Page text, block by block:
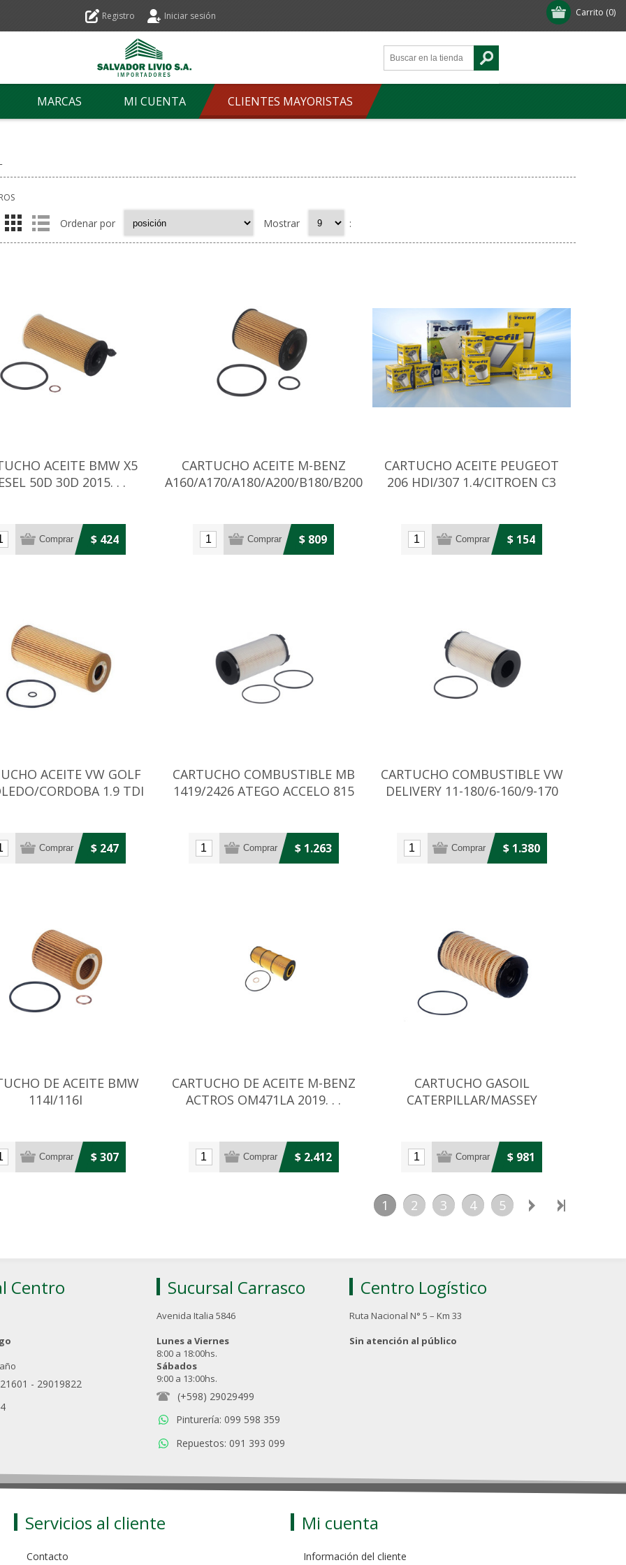
Carrito (0)
Registro Iniciar sesión
MARCAS MI CUENTA CLIENTES MAYORISTAS
Ordenar por Mostrar :
ACEITE BMW X5
50D 30D 2015. . .
$ 424
CARTUCHO ACEITE M-BENZ
A160/A170/A180/A200/B180/B200
$ 809
CARTUCHO ACEITE PEUGEOT
206 HDI/307 1.4/CITROEN C3
$ 154
ACEITE VW GOLF
CORDOBA 1.9 TDI
$ 247
CARTUCHO COMBUSTIBLE MB
1419/2426 ATEGO ACCELO 815
$ 1.263
CARTUCHO COMBUSTIBLE VW
DELIVERY 11-180/6-160/9-170
$ 1.380
DE ACEITE BMW
114I/116I
$ 307
CARTUCHO DE ACEITE M-BENZ
ACTROS OM471LA 2019. . .
$ 2.412
CARTUCHO GASOIL
CATERPILLAR/MASSEY
$ 981
1 2 3 4 5
Centro
- 29019822
Sucursal Carrasco
Avenida Italia 5846
Lunes a Viernes
8:00 a 18:00hs.
Sábados
9:00 a 13:00hs.
(+598) 29029499
Pinturería: 099 598 359
Repuestos: 091 393 099
Centro Logístico
Ruta Nacional N° 5 – Km 33
Sin atención al público
Servicios al cliente
Contacto
Mi cuenta
Información del cliente